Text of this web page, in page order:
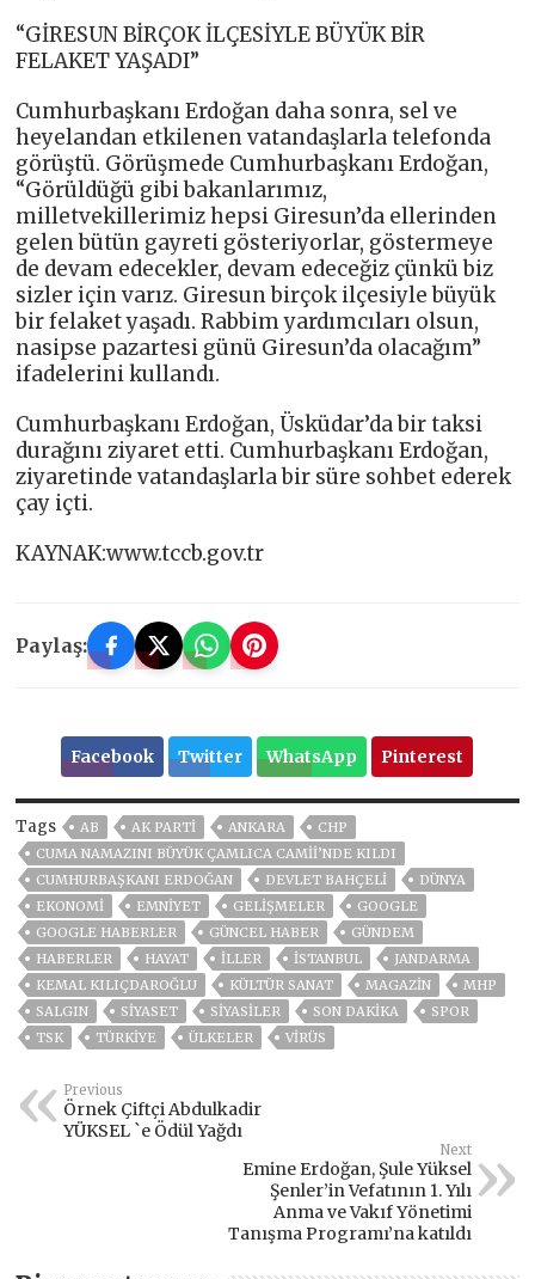
“GİRESUN BİRÇOK İLÇESİYLE BÜYÜK BİR
FELAKET YAŞADI”
Cumhurbaşkanı Erdoğan daha sonra, sel ve
heyelandan etkilenen vatandaşlarla telefonda
görüştü. Görüşmede Cumhurbaşkanı Erdoğan,
“Görüldüğü gibi bakanlarımız,
milletvekillerimiz hepsi Giresun’da ellerinden
gelen bütün gayreti gösteriyorlar, göstermeye
de devam edecekler, devam edeceğiz çünkü biz
sizler için varız. Giresun birçok ilçesiyle büyük
bir felaket yaşadı. Rabbim yardımcıları olsun,
nasipse pazartesi günü Giresun’da olacağım”
ifadelerini kullandı.
Cumhurbaşkanı Erdoğan, Üsküdar’da bir taksi
durağını ziyaret etti. Cumhurbaşkanı Erdoğan,
ziyaretinde vatandaşlarla bir süre sohbet ederek
çay içti.
KAYNAK:www.tccb.gov.tr
Paylaş:
Facebook Twitter WhatsApp Pinterest
Tags AB AK PARTİ ANKARA
CHP
CUMA NAMAZINI BÜYÜK ÇAMLICA CAMII’NDE KILDI
CUMHURBAŞKANI ERDOĞAN
DEVLET BAHÇELİ
DÜNYA
EKONOMİ
EMNİYET GELIŞMELER
GOOGLE
GOOGLE HABERLER
GÜNCEL HABER
GÜNDEM
HABERLER
HAYAT İLLER ISTANBUL
JANDARMA
KEMAL KILIÇDAROĞLU
KÜLTÜR SANAT MAGAZİN
MHP
SALGIN
SİYASET SİYASİLER SON DAKIKA
SPOR
TSK
TÜRKİYE ÜLKELER VIRÜS
Previous
Örnek Çiftçi Abdulkadir
YÜKSEL `e Ödül Yağdı
Next
Emine Erdoğan, Şule Yüksel
Şenler’in Vefatının 1. Yılı
Anma ve Vakıf Yönetimi
Tanışma Programı’na katıldı